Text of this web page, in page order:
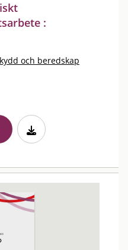
:
och beredskap